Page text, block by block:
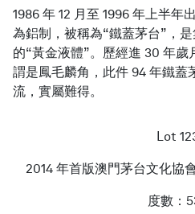
1986 年 12 月至 1996 年上半年
為鋁制，被稱為“鐵蓋茅台”，
的“黃金液體”。歷經進 30 年
謂是鳳毛麟角，此件 94 年鐵蓋
流，實屬難得。
Lot
2014 年首版澳門茅台文化協
度數：